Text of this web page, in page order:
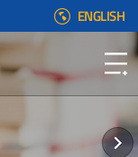
ENGLISH